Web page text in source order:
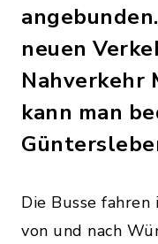
neuen
Nahverkehr
kann man
Die Busse
von und nach